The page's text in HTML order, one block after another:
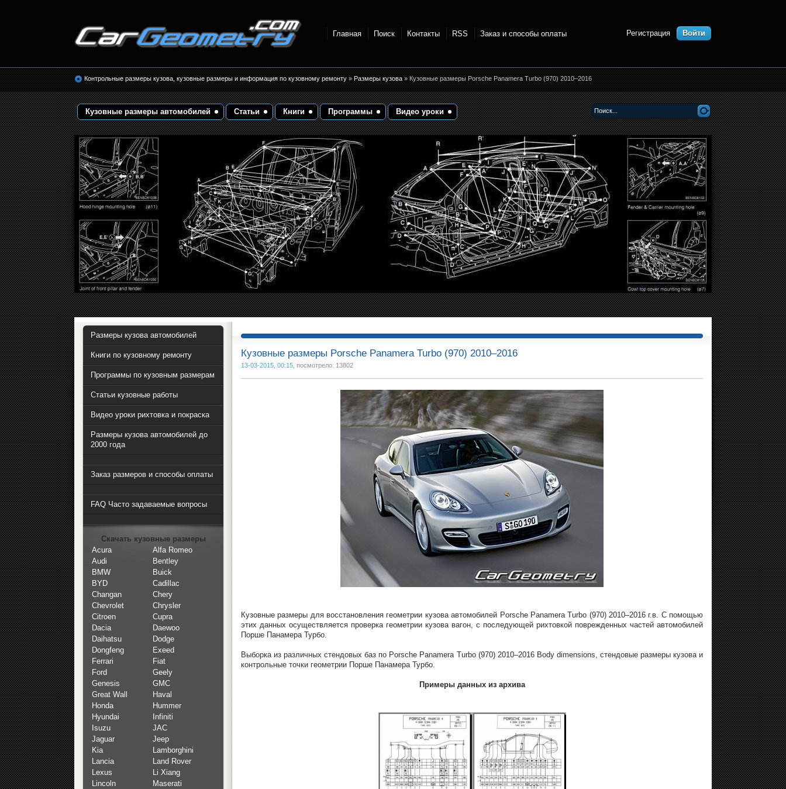
кузовные размеры. Геометрия кузова
Главная Поиск Контакты RSS Заказ и способы оплаты Регистрация Войти
Контрольные размеры кузова, кузовные размеры и информация по кузовному ремонту»Размеры кузова» Кузовные размеры Porsche Panamera Turbo (970) 2010–2016
Кузовные размеры автомобилей Статьи Книги Программы Видео уроки
Кузовные размеры Porsche Panamera Turbo (970) 2010–2016
13-03-2015, 00:15, посмотрело: 13802
Кузовные размеры для восстановления геометрии кузова автомобилей Porsche Panamera Turbo (970) 2010–2016 г.в. С помощью
этих данных осуществляется проверка геометрии кузова вагон, с последующей рихтовкой поврежденных частей автомобилей
Порше Панамера Турбо.
Выборка из различных стендовых баз по Porsche Panamera Turbo (970) 2010–2016 Body dimensions, стендовые размеры кузова и
контрольные точки геометрии Порше Панамера Турбо.
Примеры данных из архива
Размеры кузова автомобилей
Книги по кузовному ремонту
Программы по кузовным размерам
Статьи кузовные работы
Видео уроки рихтовка и покраска
Размеры кузова автомобилей до
2000 года
Заказ размеров и способы оплаты
FAQ Часто задаваемые вопросы
Скачать кузовные размеры
Acura
Alfa Romeo
Audi
Bentley
BMW
Buick
BYD
Cadillac
Changan
Chery
Chevrolet
Chrysler
Citroen
Cupra
Dacia
Daewoo
Daihatsu
Dodge
Dongfeng
Exeed
Ferrari
Fiat
Ford
Geely
Genesis
GMC
Great Wall
Haval
Honda
Hummer
Hyundai
Infiniti
Isuzu
JAC
Jaguar
Jeep
Kia
Lamborghini
Lancia
Land Rover
Lexus
Li Xiang
Lincoln
Maserati